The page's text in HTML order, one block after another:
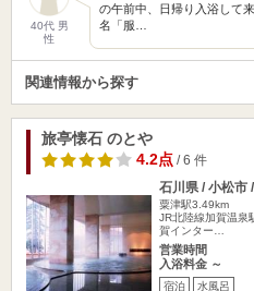
40代 男
性
の午前中、日帰り入浴して
名「服…
関連情報から探す
旅亭懐石 のとや
4.2点 / 6 件
石川県 / 小松市
粟津駅3.49km
JR北陸線加賀温泉
賀インター…
営業時間
入浴料金 ～
宿泊 水風呂